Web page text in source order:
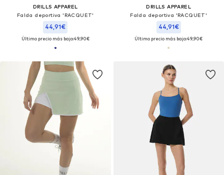
DRILLS APPAREL
Falda deportiva 'RACQUET'
44,91€
Último precio más bajo:49,90€
DRILLS APPAREL
Falda deportiva 'RACQUET'
44,91€
Último precio más bajo:49,90€